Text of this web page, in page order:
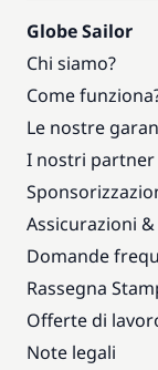
Globe Sailor
Chi siamo?
Come
Le nostre
I nostri partner
Assicurazioni
Domande
Rassegna
Offerte di
Note legali